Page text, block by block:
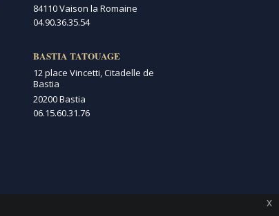
84110 Vaison la Romaine
04.90.36.35.54
BASTIA TATOUAGE
12 place Vincetti, Citadelle de
Bastia
20200 Bastia
06.15.60.31.76
x